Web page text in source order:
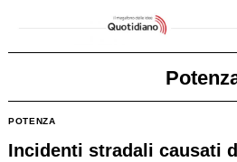
POTENZA
Incidenti stradali causati